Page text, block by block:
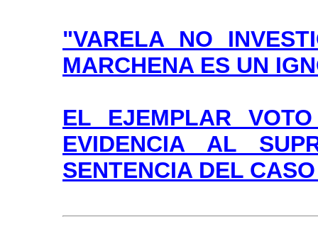
"VARELA NO
MARCHENA ES UN
EL EJEMPLAR
EVIDENCIA AL
SENTENCIA DEL